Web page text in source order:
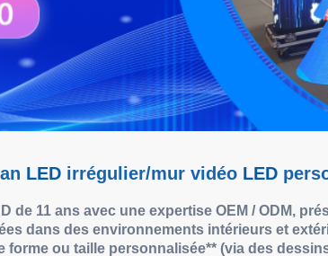
LEDirrégulier/mur vidéo LED
de 11 ans avec une expertise OEM / ODM,
dans des environnements intérieurs et
forme ou taille personnalisée** (via des